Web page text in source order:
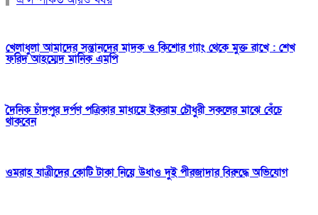
খেলাধুলা আমাদের সন্তানদের মাদক ও কিশোর গ্যাং থেকে মুক্ত রাখে : শেখ
ফরিদ আহম্মেদ মানিক এমপি
দৈনিক চাঁদপুর দর্পণ পত্রিকার মাধ্যমে ইকরাম চৌধুরী সকলের মাঝে বেঁচে
থাকবেন
ওমরাহ যাত্রীদের কোটি টাকা নিয়ে উধাও দুই পীরজাদার বিরুদ্ধে অভিযোগ